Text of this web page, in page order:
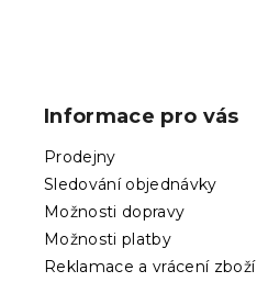
Informace pro vás
Prodejny
Sledování objednávky
Možnosti dopravy
Možnosti platby
Reklamace a vrácení zboží